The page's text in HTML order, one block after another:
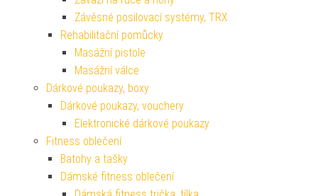
Závěsné posilovací systémy, TRX
Rehabilitační pomůcky
Masážní pistole
Masážní válce
Dárkové poukazy, boxy
Dárkové poukazy, vouchery
Elektronické dárkové poukazy
Fitness oblečení
Batohy a tašky
Dámské fitness oblečení